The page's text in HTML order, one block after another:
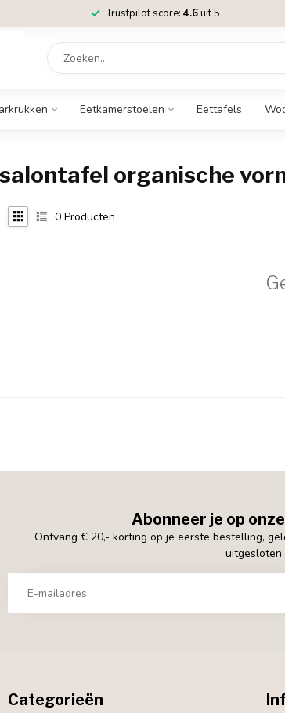
Trustpilot score: 4.6uit 5
Eetkamerstoelen Eettafels
organische
0 Producten
Abonneer je op
Ontvang € 20,- korting op je eerste bestelling,
uitgesloten.
Categorieën